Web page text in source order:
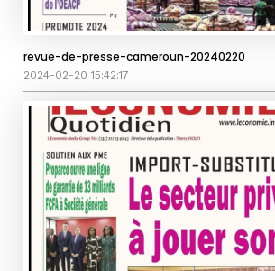
revue-de-presse-cameroun-20240220
2024-02-20 15:42:17